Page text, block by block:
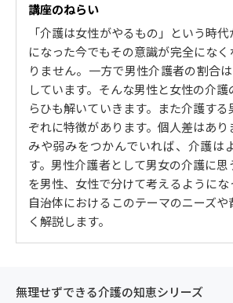
3. 男の介護、女の介護の歴史（江戸時
江戸時代の介護の特徴
明治・大正時代の介護の特徴
昭和の介護の特徴
平成・令和の介護の特徴
男女の平均寿命、健康寿命
男女の介護者の比率の推移
ダブルケアとは？
4. 女の介護 4つの強み弱み
介護仲間ができやすい
苦手とする家事が少ない
周囲を気にする
5. 男の介護 5つの強み弱み
講座のねらい
「介護は女性がやるもの」という時
になった今でもその意識が完全にな
りません。一方で男性介護者の割合
しています。そんな男性と女性の介
らひも解いていきます。また介護す
ぞれに特徴があります。個人差はあ
みや弱みをつかんでいれば、介護は
す。男性介護者として男女の介護に
を男性、女性で分けて考えるように
自治体におけるこのテーマのニーズ
く解説します。
無理せずできる介護の知恵シリーズ